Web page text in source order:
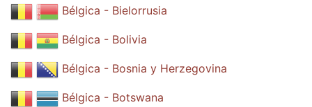
Bélgica - Bielorrusia
Bélgica - Bolivia
Bélgica - Bosnia y Herzegovina
Bélgica - Botswana